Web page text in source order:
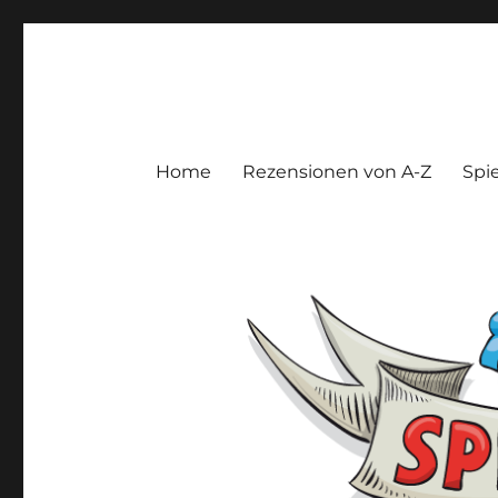
Home Rezensionen von A-Z